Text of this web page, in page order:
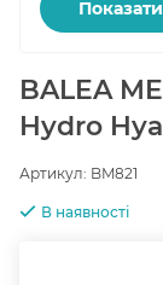
BALEA
Hydro
Артикул: BM821
В наявності